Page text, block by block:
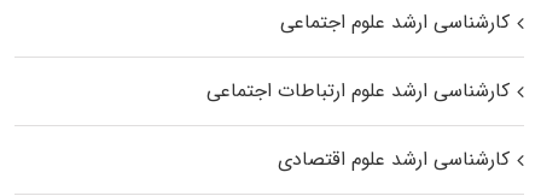
کارشناسی ارشد علوم اجتماعی
کارشناسی ارشد علوم ارتباطات اجتماعی
کارشناسی ارشد علوم اقتصادی